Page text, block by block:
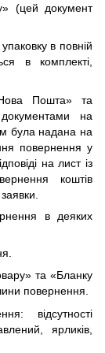
(цей документ
в повній
в комплекті,
Пошта» та
на
була надана на
повернення у
на лист із
коштів
в деяких
та «Бланку
повернення.
відсутності
ярликів,